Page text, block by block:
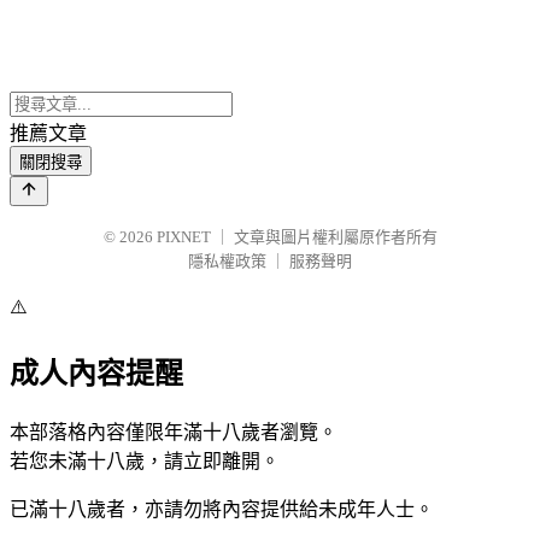
推薦文章
關閉搜尋
© 2026 PIXNET
文章與圖片權利屬原作者所有
隱私權政策
服務聲明
⚠️
成人內容提醒
本部落格內容僅限年滿十八歲者瀏覽。
若您未滿十八歲，請立即離開。
已滿十八歲者，亦請勿將內容提供給未成年人士。